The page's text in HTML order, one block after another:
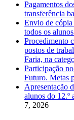
Pagamentos
transferência
Envio de cópia
todos os
Procedimento
postos de
Faria, na
Participação
Futuro. Metas
Apresentação
alunos do 12.º
7, 2026